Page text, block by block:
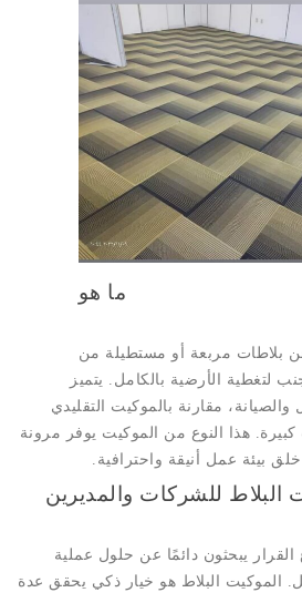
هو
عن بلاطات مربعة أو مستطيلة من
لتغطية الأرضية بالكامل. يتميز
والصيانة، مقارنة بالموكيت التقليدي
هذا النوع من الموكيت يوفر مرونة
بيئة عمل أنيقة واحترافية.
البلاط للشركات والمديرين
القرار يبحثون دائمًا عن حلول عملية
الموكيت البلاط هو خيار ذكي يحقق عدة